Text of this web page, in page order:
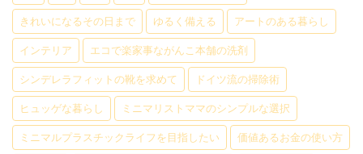
きれいになるその日まで ゆるく備える アートのある暮らし
インテリア エコで楽家事ながんこ本舗の洗剤
シンデレラフィットの靴を求めて ドイツ流の掃除術
ヒュッゲな暮らし ミニマリストママのシンプルな選択
ミニマルプラスチックライフを目指したい 価値あるお金の使い方